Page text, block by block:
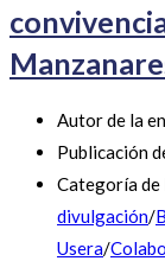
Autor de la
Publicación
Categoría de
divulgación/
Usera/